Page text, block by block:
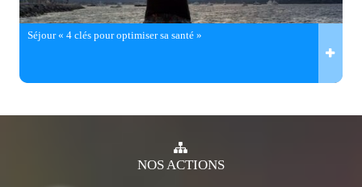
Séjour « 4 clés pour optimiser sa santé »
NOSACTIONS